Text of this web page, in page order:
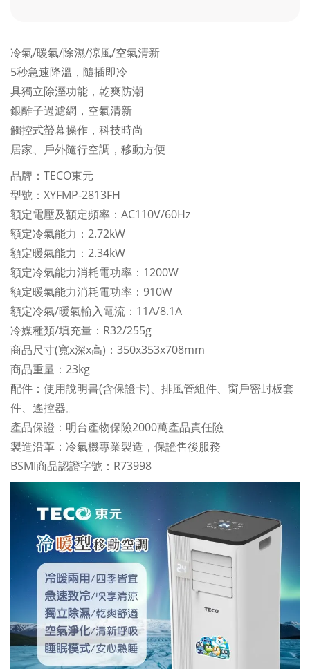
冷氣/暖氣/除濕/涼風/空氣清新
5秒急速降溫，隨插即冷
具獨立除溼功能，乾爽防潮
銀離子過濾網，空氣清新
觸控式螢幕操作，科技時尚
居家、戶外隨行空調，移動方便
品牌：TECO東元
型號：XYFMP-2813FH
額定電壓及額定頻率：AC110V/60Hz
額定冷氣能力：2.72kW
額定暖氣能力：2.34kW
額定冷氣能力消耗電功率：1200W
額定暖氣能力消耗電功率：910W
額定冷氣/暖氣輸入電流：11A/8.1A
冷媒種類/填充量：R32/255g
商品尺寸(寬x深x高)：350x353x708mm
商品重量：23kg
配件：使用說明書(含保證卡)、排風管組件、窗戶密封板套
件、遙控器。
產品保證：明台產物保險2000萬產品責任險
製造沿革：冷氣機專業製造，保證售後服務
BSMI商品認證字號：R73998